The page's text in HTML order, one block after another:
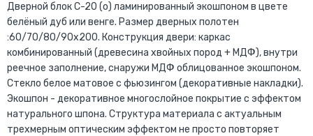
Дверной блок С-20 (о) ламинированный экошпоном в цвете
белёный дуб или венге. Размер дверных полотен
:60/70/80/90х200. Конструкция двери: каркас
комбинированный (древесина хвойных пород + МДФ), внутри
реечное заполнение, снаружи МДФ облицованное экошпоном.
Стекло белое матовое с фьюзингом (декоративные накладки).
Экошпон - декоративное многослойное покрытие с эффектом
натурального шпона. Структура материала с актуальным
трехмерным оптическим эффектом не просто повторяет